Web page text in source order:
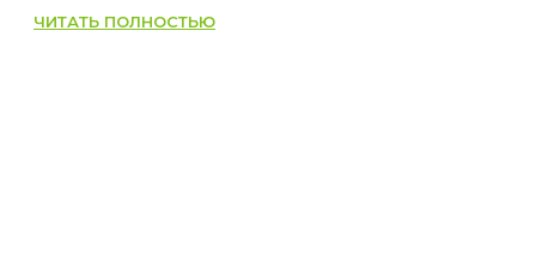
ЧИТАТЬ ПОЛНОСТЬЮ